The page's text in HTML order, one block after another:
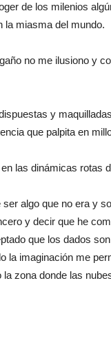
de los milenios
miasma del mundo.
no me ilusiono y
y
que palpita en
las dinámicas rotas
algo que no era y
y decir que he
que los dados
la imaginación me
zona donde las